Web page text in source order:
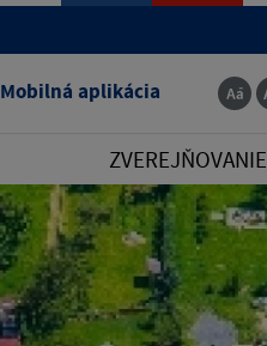
Mobilná aplikácia
ZVEREJŇOVANIE